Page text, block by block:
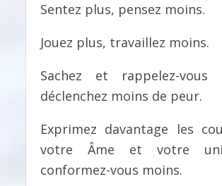
Sentez plus, pensez moins.
Jouez plus, travaillez moins.
Sachez et rappelez-
déclenchez moins de peur.
Exprimez davantage les
votre Âme et votre
conformez-vous moins.